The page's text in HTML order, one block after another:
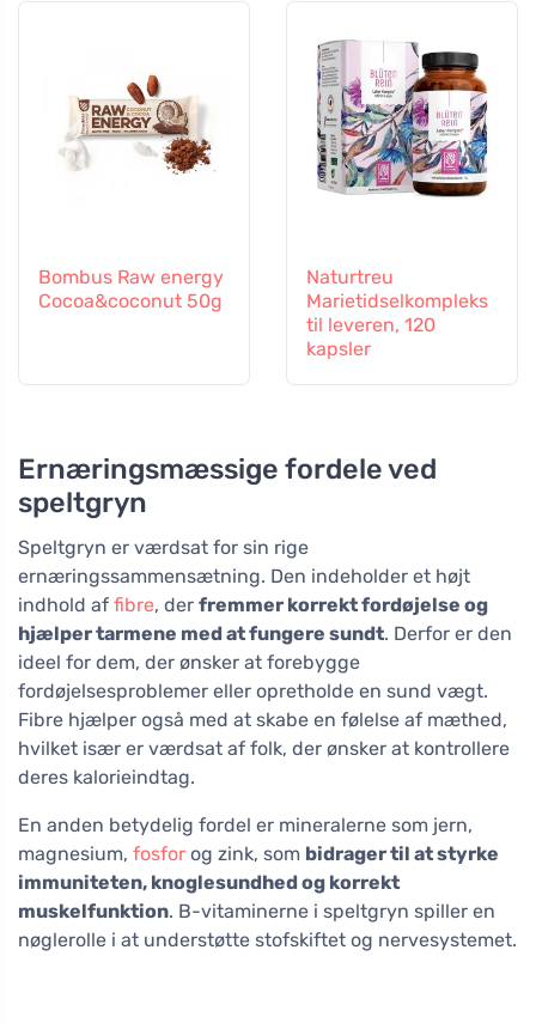
Bombus Raw energy
Cocoa&coconut 50g
Naturtreu
Marietidselkompleks
til leveren, 120
kapsler
Ernæringsmæssige fordele ved
speltgryn
Speltgryn er værdsat for sin rige
ernæringssammensætning. Den indeholder et højt
indhold af fibre, der fremmer korrekt fordøjelse og
hjælper tarmene med at fungere sundt. Derfor er den
ideel for dem, der ønsker at forebygge
fordøjelsesproblemer eller opretholde en sund vægt.
Fibre hjælper også med at skabe en følelse af mæthed,
hvilket især er værdsat af folk, der ønsker at kontrollere
deres kalorieindtag.
En anden betydelig fordel er mineralerne som jern,
magnesium, fosfor og zink, som bidrager til at styrke
immuniteten, knoglesundhed og korrekt
muskelfunktion. B-vitaminerne i speltgryn spiller en
nøglerolle i at understøtte stofskiftet og nervesystemet.